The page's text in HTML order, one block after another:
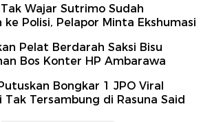
Wajar Sutrimo Sudah
ke Polisi, Pelapor Minta Ekshumasi
Pelat Berdarah Saksi Bisu
Bos Konter HP Ambarawa
Bongkar 1 JPO Viral
Tersambung di Rasuna Said